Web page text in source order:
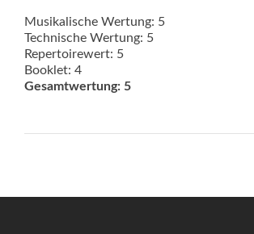
Musikalische Wertung: 5
Technische Wertung: 5
Repertoirewert: 5
Booklet: 4
Gesamtwertung: 5